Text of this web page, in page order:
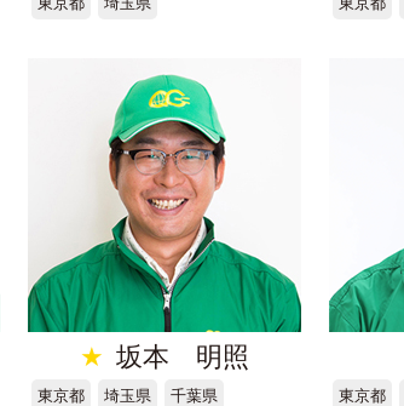
★ 坂本 明照
東京都 埼玉県 千葉県 東京都